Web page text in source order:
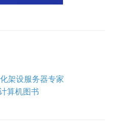
架设服务器专家
算机图书